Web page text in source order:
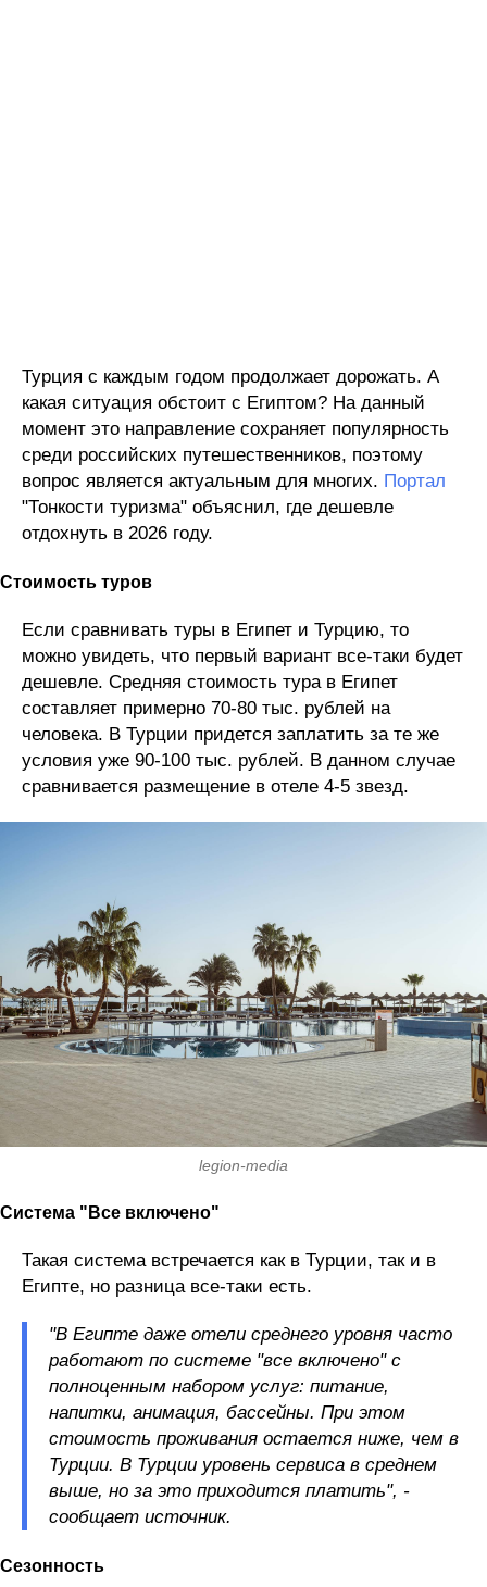
Турция с каждым годом продолжает дорожать. А
какая ситуация обстоит с Египтом? На данный
момент это направление сохраняет популярность
среди российских путешественников, поэтому
вопрос является актуальным для многих. Портал
"Тонкости туризма" объяснил, где дешевле
отдохнуть в 2026 году.
Стоимость туров
Если сравнивать туры в Египет и Турцию, то
можно увидеть, что первый вариант все-таки будет
дешевле. Средняя стоимость тура в Египет
составляет примерно 70-80 тыс. рублей на
человека. В Турции придется заплатить за те же
условия уже 90-100 тыс. рублей. В данном случае
сравнивается размещение в отеле 4-5 звезд.
legion-media
Система "Все включено"
Такая система встречается как в Турции, так и в
Египте, но разница все-таки есть.
"В Египте даже отели среднего уровня часто
работают по системе "все включено" с
полноценным набором услуг: питание,
напитки, анимация, бассейны. При этом
стоимость проживания остается ниже, чем в
Турции. В Турции уровень сервиса в среднем
выше, но за это приходится платить", -
сообщает источник.
Сезонность